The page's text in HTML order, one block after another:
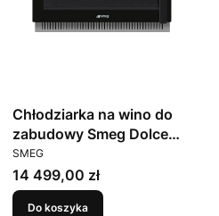
Chłodziarka na wino do
zabudowy Smeg Dolce
Still Novo CVI638LN3
PRODUCENT
SMEG
Cena
14 499,00 zł
Do koszyka